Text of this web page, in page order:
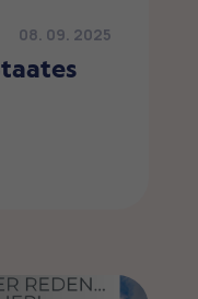
08. 09. 2025